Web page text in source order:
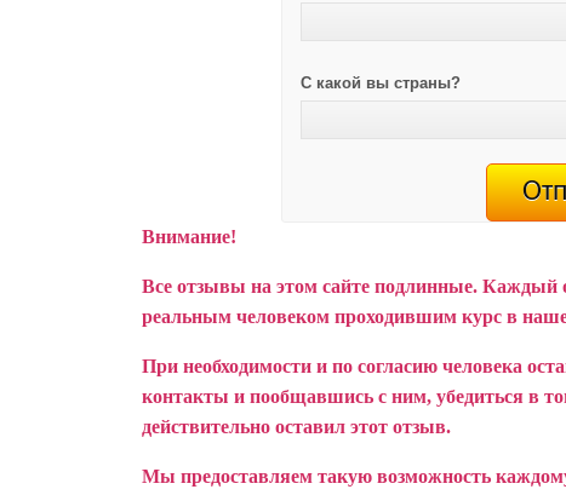
С какой вы страны?
Внимание!
Все отзывы на этом сайте подлинные. Каждый
реальным человеком проходившим курс в
При необходимости и по согласию человека
контакты и пообщавшись с ним, убедиться в
действительно оставил этот отзыв.
Мы предоставляем такую возможность